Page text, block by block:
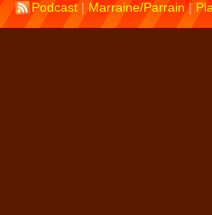
Podcast |Marraine/Parrain|